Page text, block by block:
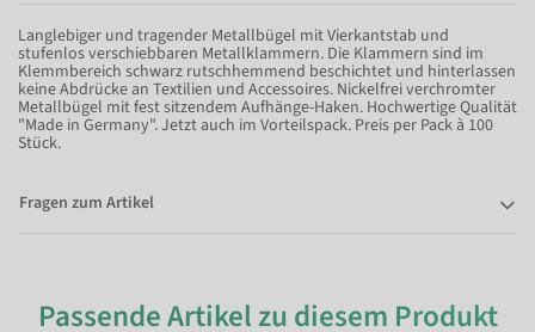
Langlebiger und tragender Metallbügel mit Vierkantstab und
stufenlos verschiebbaren Metallklammern. Die Klammern sind im
Klemmbereich schwarz rutschhemmend beschichtet und hinterlassen
keine Abdrücke an Textilien und Accessoires. Nickelfrei verchromter
Metallbügel mit fest sitzendem Aufhänge-Haken. Hochwertige Qualität
"Made in Germany". Jetzt auch im Vorteilspack. Preis per Pack à 100
Stück.
Fragen zum Artikel
Passende Artikel zu diesem Produkt